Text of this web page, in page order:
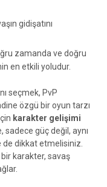
gidişatını
zamanda ve doğru
en etkili yoludur.
seçmek, PvP
özgü bir oyun tarzı
karakter gelişimi
sadece güç değil, aynı
de dikkat etmelisiniz.
bir karakter, savaş